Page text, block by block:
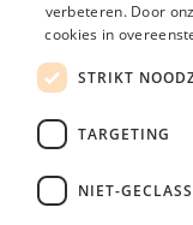
Parttime
Vacature
Partners
Contact
Social
verbeteren. Door
cookies in
STRIKT
TARGETING
NIET-